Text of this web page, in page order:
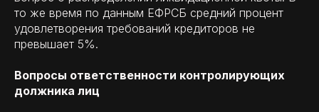
то же время по данным ЕФРСБ средний процент
удовлетворения требований кредиторов не
превышает 5%.
Вопросы ответственности контролирующих
должника лиц